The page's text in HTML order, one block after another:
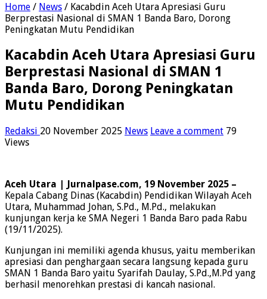
Home / News / Kacabdin Aceh Utara Apresiasi Guru
Berprestasi Nasional di SMAN 1 Banda Baro, Dorong
Peningkatan Mutu Pendidikan
Kacabdin Aceh Utara Apresiasi Guru
Berprestasi Nasional di SMAN 1
Banda Baro, Dorong Peningkatan
Mutu Pendidikan
Redaksi 20 November 2025 News Leave a comment 79
Views
Aceh Utara | Jurnalpase.com, 19 November 2025 –
Kepala Cabang Dinas (Kacabdin) Pendidikan Wilayah Aceh
Utara, Muhammad Johan, S.Pd., M.Pd., melakukan
kunjungan kerja ke SMA Negeri 1 Banda Baro pada Rabu
(19/11/2025).
Kunjungan ini memiliki agenda khusus, yaitu memberikan
apresiasi dan penghargaan secara langsung kepada guru
SMAN 1 Banda Baro yaitu Syarifah Daulay, S.Pd.,M.Pd yang
berhasil menorehkan prestasi di kancah nasional.